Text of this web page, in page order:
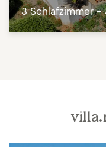
3 Schlafzimmer -